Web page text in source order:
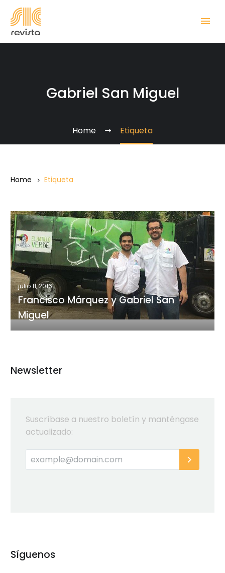
Gabriel San Miguel
Home Etiqueta
Home Etiqueta
Francisco
Márquez
y
Gabriel
San
Miguel
julio 11, 2016
Francisco Márquez y Gabriel San
Miguel
Newsletter
Suscríbase a nuestro boletín y manténgase
actualizado:
Síguenos